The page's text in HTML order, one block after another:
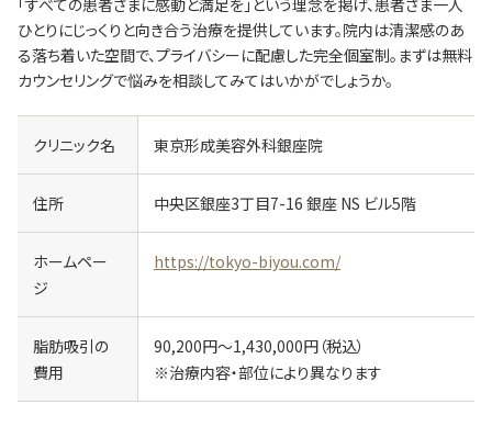
「すべての患者さまに感動と満足を」という理念を掲げ、患者さま一人
ひとりにじっくりと向き合う治療を提供しています。院内は清潔感のあ
る落ち着いた空間で、プライバシーに配慮した完全個室制。まずは無料
カウンセリングで悩みを相談してみてはいかがでしょうか。
クリニック名 東京形成美容外科銀座院
住所 中央区銀座3丁目7-16 銀座 NS ビル5階
ホームペー
ジ
https://tokyo-biyou.com/
脂肪吸引の
費用
90,200円～1,430,000円（税込）
※治療内容・部位により異なります